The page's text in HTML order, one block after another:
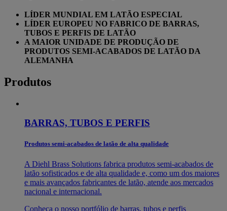
LÍDER MUNDIAL EM LATÃO ESPECIAL
LÍDER EUROPEU NO FABRICO DE BARRAS,
TUBOS E PERFIS DE LATÃO
A MAIOR UNIDADE DE PRODUÇÃO DE
PRODUTOS SEMI-ACABADOS DE LATÃO DA
ALEMANHA
Produtos
BARRAS, TUBOS E PERFIS
Produtos semi-acabados de latão de alta qualidade
A Diehl Brass Solutions fabrica produtos semi-acabados de
latão sofisticados e de alta qualidade e, como um dos maiores
e mais avançados fabricantes de latão, atende aos mercados
nacional e internacional.
Conheça o nosso portfólio de barras, tubos e perfis